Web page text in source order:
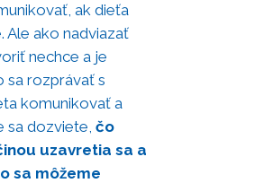
ak dieťa
Ale ako nadviazať
nechce a je
sa rozprávať s
komunikovať a
sa dozviete, čo
uzavretia sa a
sa môžeme